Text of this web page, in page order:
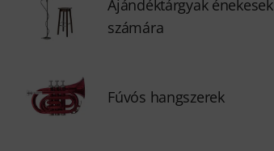
Ajándéktárgyak énekesek
számára
Fúvós hangszerek